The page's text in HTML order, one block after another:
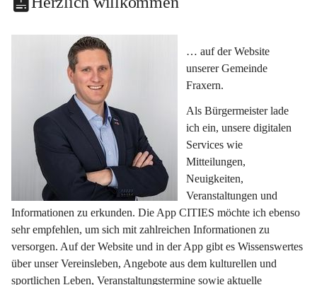
… auf der Website
unserer Gemeinde
Fraxern.
Als Bürgermeister lade
ich ein, unsere digitalen
Services wie
Mitteilungen,
Neuigkeiten,
Veranstaltungen und
Informationen zu erkunden. Die App CITIES möchte ich ebenso
sehr empfehlen, um sich mit zahlreichen Informationen zu
versorgen. Auf der Website und in der App gibt es Wissenswertes
über unser Vereinsleben, Angebote aus dem kulturellen und
sportlichen Leben, Veranstaltungstermine sowie aktuelle